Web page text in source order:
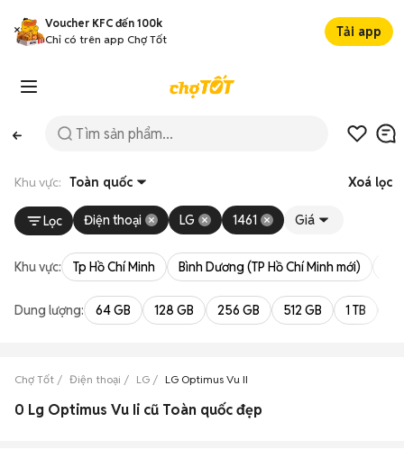
Voucher KFC đến 100k
Chỉ có trên app Chợ Tốt
Tải app
Khu vực: Toàn quốc Xoá lọc
Lọc Điện thoại LG 1461 Giá
Khu vực: Tp Hồ Chí Minh Bình Dương (TP Hồ Chí Minh mới)
Dung lượng: 64 GB 128 GB 256 GB 512 GB 1 TB
Chợ Tốt Điện thoại LG LG Optimus Vu II
0 Lg Optimus Vu Ii cũ Toàn quốc đẹp